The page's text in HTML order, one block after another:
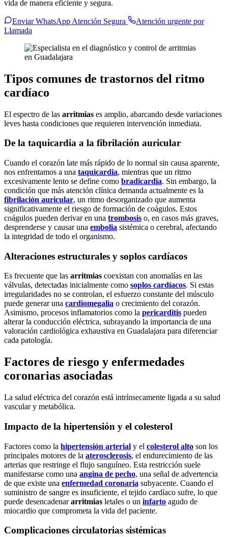
vida de manera eficiente y segura.
Enviar WhatsApp Atención Segura
Atención urgente por
Llamada
Tipos comunes de trastornos del ritmo
cardíaco
El espectro de las arritmias es amplio, abarcando desde variaciones
leves hasta condiciones que requieren intervención inmediata.
De la taquicardia a la fibrilación auricular
Cuando el corazón late más rápido de lo normal sin causa aparente,
nos enfrentamos a una taquicardia, mientras que un ritmo
excesivamente lento se define como bradicardia. Sin embargo, la
condición que más atención clínica demanda actualmente es la
fibrilación auricular, un ritmo desorganizado que aumenta
significativamente el riesgo de formación de coágulos. Estos
coágulos pueden derivar en una trombosis o, en casos más graves,
desprenderse y causar una embolia sistémica o cerebral, afectando
la integridad de todo el organismo.
Alteraciones estructurales y soplos cardíacos
Es frecuente que las arritmias coexistan con anomalías en las
válvulas, detectadas inicialmente como soplos cardíacos. Si estas
irregularidades no se controlan, el esfuerzo constante del músculo
puede generar una cardiomegalia o crecimiento del corazón.
Asimismo, procesos inflamatorios como la pericarditis pueden
alterar la conducción eléctrica, subrayando la importancia de una
valoración cardiológica exhaustiva en Guadalajara para diferenciar
cada patología.
Factores de riesgo y enfermedades
coronarias asociadas
La salud eléctrica del corazón está intrínsecamente ligada a su salud
vascular y metabólica.
Impacto de la hipertensión y el colesterol
Factores como la hipertensión arterial y el colesterol alto son los
principales motores de la aterosclerosis, el endurecimiento de las
arterias que restringe el flujo sanguíneo. Esta restricción suele
manifestarse como una angina de pecho, una señal de advertencia
de que existe una enfermedad coronaria subyacente. Cuando el
suministro de sangre es insuficiente, el tejido cardíaco sufre, lo que
puede desencadenararritmias letales o un infarto agudo de
miocardio que comprometa la vida del paciente.
Complicaciones circulatorias sistémicas